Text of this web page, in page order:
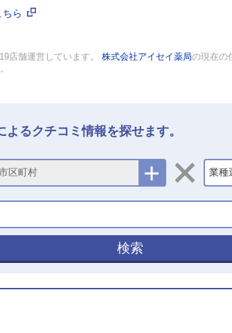
ら
店舗運営しています。 株式会社アイセイ薬局の現在の
るクチコミ情報を探せます。
区町村 業種
検索